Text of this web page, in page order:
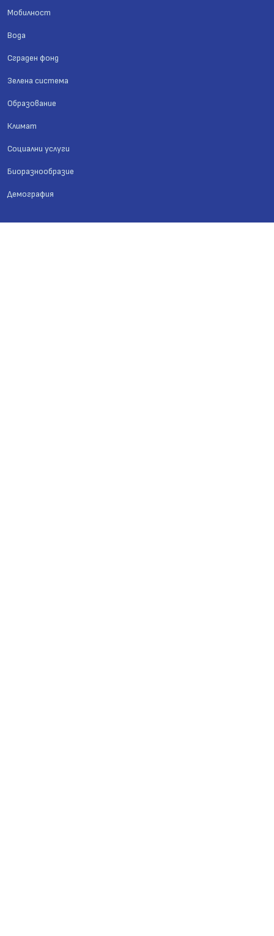
Мобилност
Вода
Сграден фонд
Зелена система
Образование
Климат
Социални услуги
Биоразнообразие
Демография